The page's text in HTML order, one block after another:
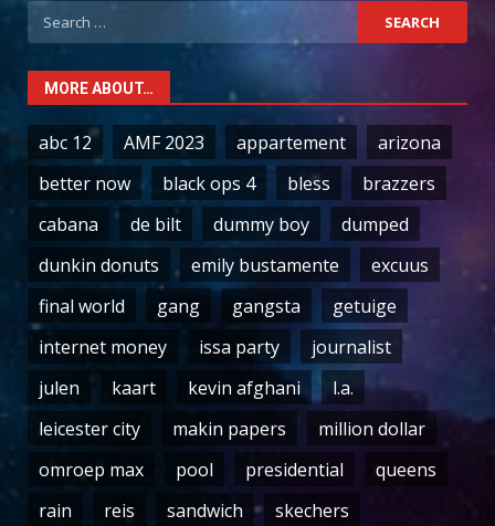
Search
for:
MORE ABOUT…
abc 12 AMF 2023 appartement
arizona
better now
black ops 4 bless
brazzers
cabana
de bilt dummy boy
dumped
dunkin donuts
emily bustamente
excuus
final world
gang gangsta
getuige
internet money
issa party
journalist
julen
kaart kevin afghani
l.a.
leicester city
makin papers
million dollar
omroep max
pool presidential
queens
rain
reis sandwich skechers